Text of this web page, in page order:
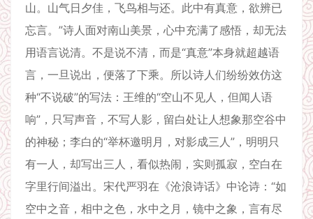
山。山气日夕佳，飞鸟相与还。此中有真意，欲辨已
忘言。”诗人面对南山美景，心中充满了感悟，却无法
用语言说清。不是说不清，而是“真意”本身就超越语
言，一旦说出，便落了下乘。所以诗人们纷纷效仿这
种“不说破”的写法：王维的“空山不见人，但闻人语
响”，只写声音，不写人影，留白处让人想象那空谷中
的神秘；李白的“举杯邀明月，对影成三人”，明明只
有一人，却写出三人，看似热闹，实则孤寂，空白在
字里行间溢出。宋代严羽在《沧浪诗话》中论诗：“如
空中之音，相中之色，水中之月，镜中之象，言有尽